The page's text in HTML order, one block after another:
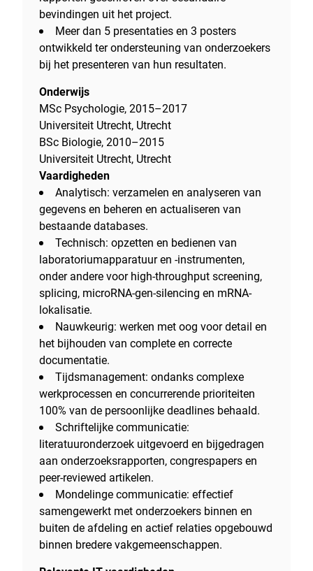
bevindingen uit het project.
Meer dan 5 presentaties en 3 posters
ontwikkeld ter ondersteuning van onderzoekers
bij het presenteren van hun resultaten.
Onderwijs
MSc Psychologie, 2015–2017
Universiteit Utrecht, Utrecht
BSc Biologie, 2010–2015
Universiteit Utrecht, Utrecht
Vaardigheden
Analytisch: verzamelen en analyseren van
gegevens en beheren en actualiseren van
bestaande databases.
Technisch: opzetten en bedienen van
laboratoriumapparatuur en -instrumenten,
onder andere voor high-throughput screening,
splicing, microRNA-gen-silencing en mRNA-
lokalisatie.
Nauwkeurig: werken met oog voor detail en
het bijhouden van complete en correcte
documentatie.
Tijdsmanagement: ondanks complexe
werkprocessen en concurrerende prioriteiten
100% van de persoonlijke deadlines behaald.
Schriftelijke communicatie:
literatuuronderzoek uitgevoerd en bijgedragen
aan onderzoeksrapporten, congrespapers en
peer-reviewed artikelen.
Mondelinge communicatie: effectief
samengewerkt met onderzoekers binnen en
buiten de afdeling en actief relaties opgebouwd
binnen bredere vakgemeenschappen.